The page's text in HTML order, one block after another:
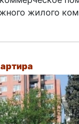
жилого